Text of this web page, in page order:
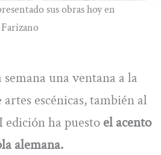
sus obras hoy en
una ventana a la
escénicas, también al
ha puestoel acento
alemana.